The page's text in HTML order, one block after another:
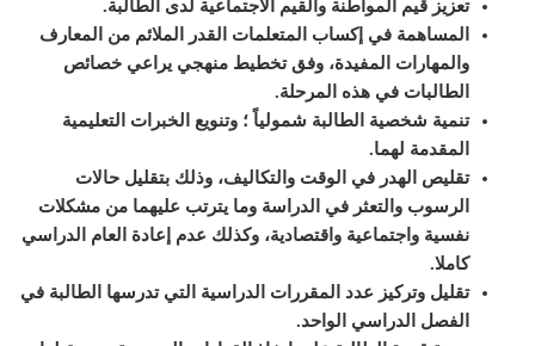
تعزيز قيم المواطنة والقيم الاجتماعية لدى الطالبة.
المساهمة في إكساب المتعلمات القدر الملائم من المعارف
والمهارات المفيدة، وفق تخطيط منهجي يراعي خصائص
الطالبات في هذه المرحلة.
تنمية شخصية الطالبة شمولياً ؛ وتنويع الخبرات التعليمية
المقدمة لهما.
تقليص الهدر في الوقت والتكاليف، وذلك بتقليل حالات
الرسوب والتعثر في الدراسة وما يترتب عليهما من مشكلات
نفسية واجتماعية واقتصادية، وكذلك عدم إعادة العام الدراسي
كاملا.
تقليل وتركيز عدد المقررات الدراسية التي تدرسها الطالبة في
الفصل الدراسي الواحد.